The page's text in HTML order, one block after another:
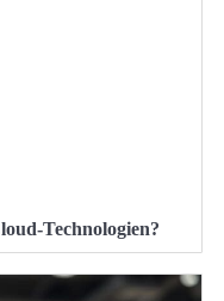
Technologien?